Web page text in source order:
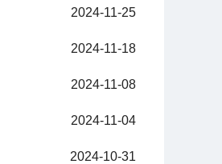
2024-11-25
2024-11-18
2024-11-08
2024-11-04
2024-10-31